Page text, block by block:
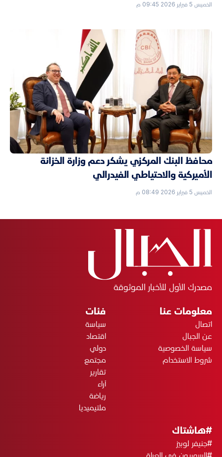
الخميس 5 فبراير 2026 09:45 م
محافظ البنك المركزي يشكر دعم وزارة الخزانة
الأميركية والاحتياطي الفيدرالي
الخميس 5 فبراير 2026 08:49 م
مصدرك الأول للأخبار الموثوقة
معلومات عنا
اتصال
عن الجبال
سياسة الخصوصية
شروط الاستخدام
فئات
سياسة
اقتصاد
دولي
مجتمع
تقارير
آراء
رياضة
ملتيميديا
#هاشتاك
#جنيفر لوبيز
#السوريون في العراق